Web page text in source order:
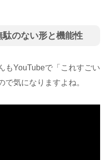
駄のない形と機能性
もYouTubeで「これすごい
で気になりますよね。